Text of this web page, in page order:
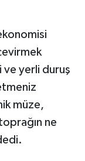
ve yerli duruş
müze,
ne